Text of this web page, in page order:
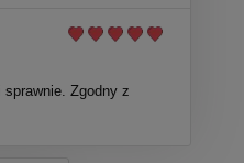
Zgodny z